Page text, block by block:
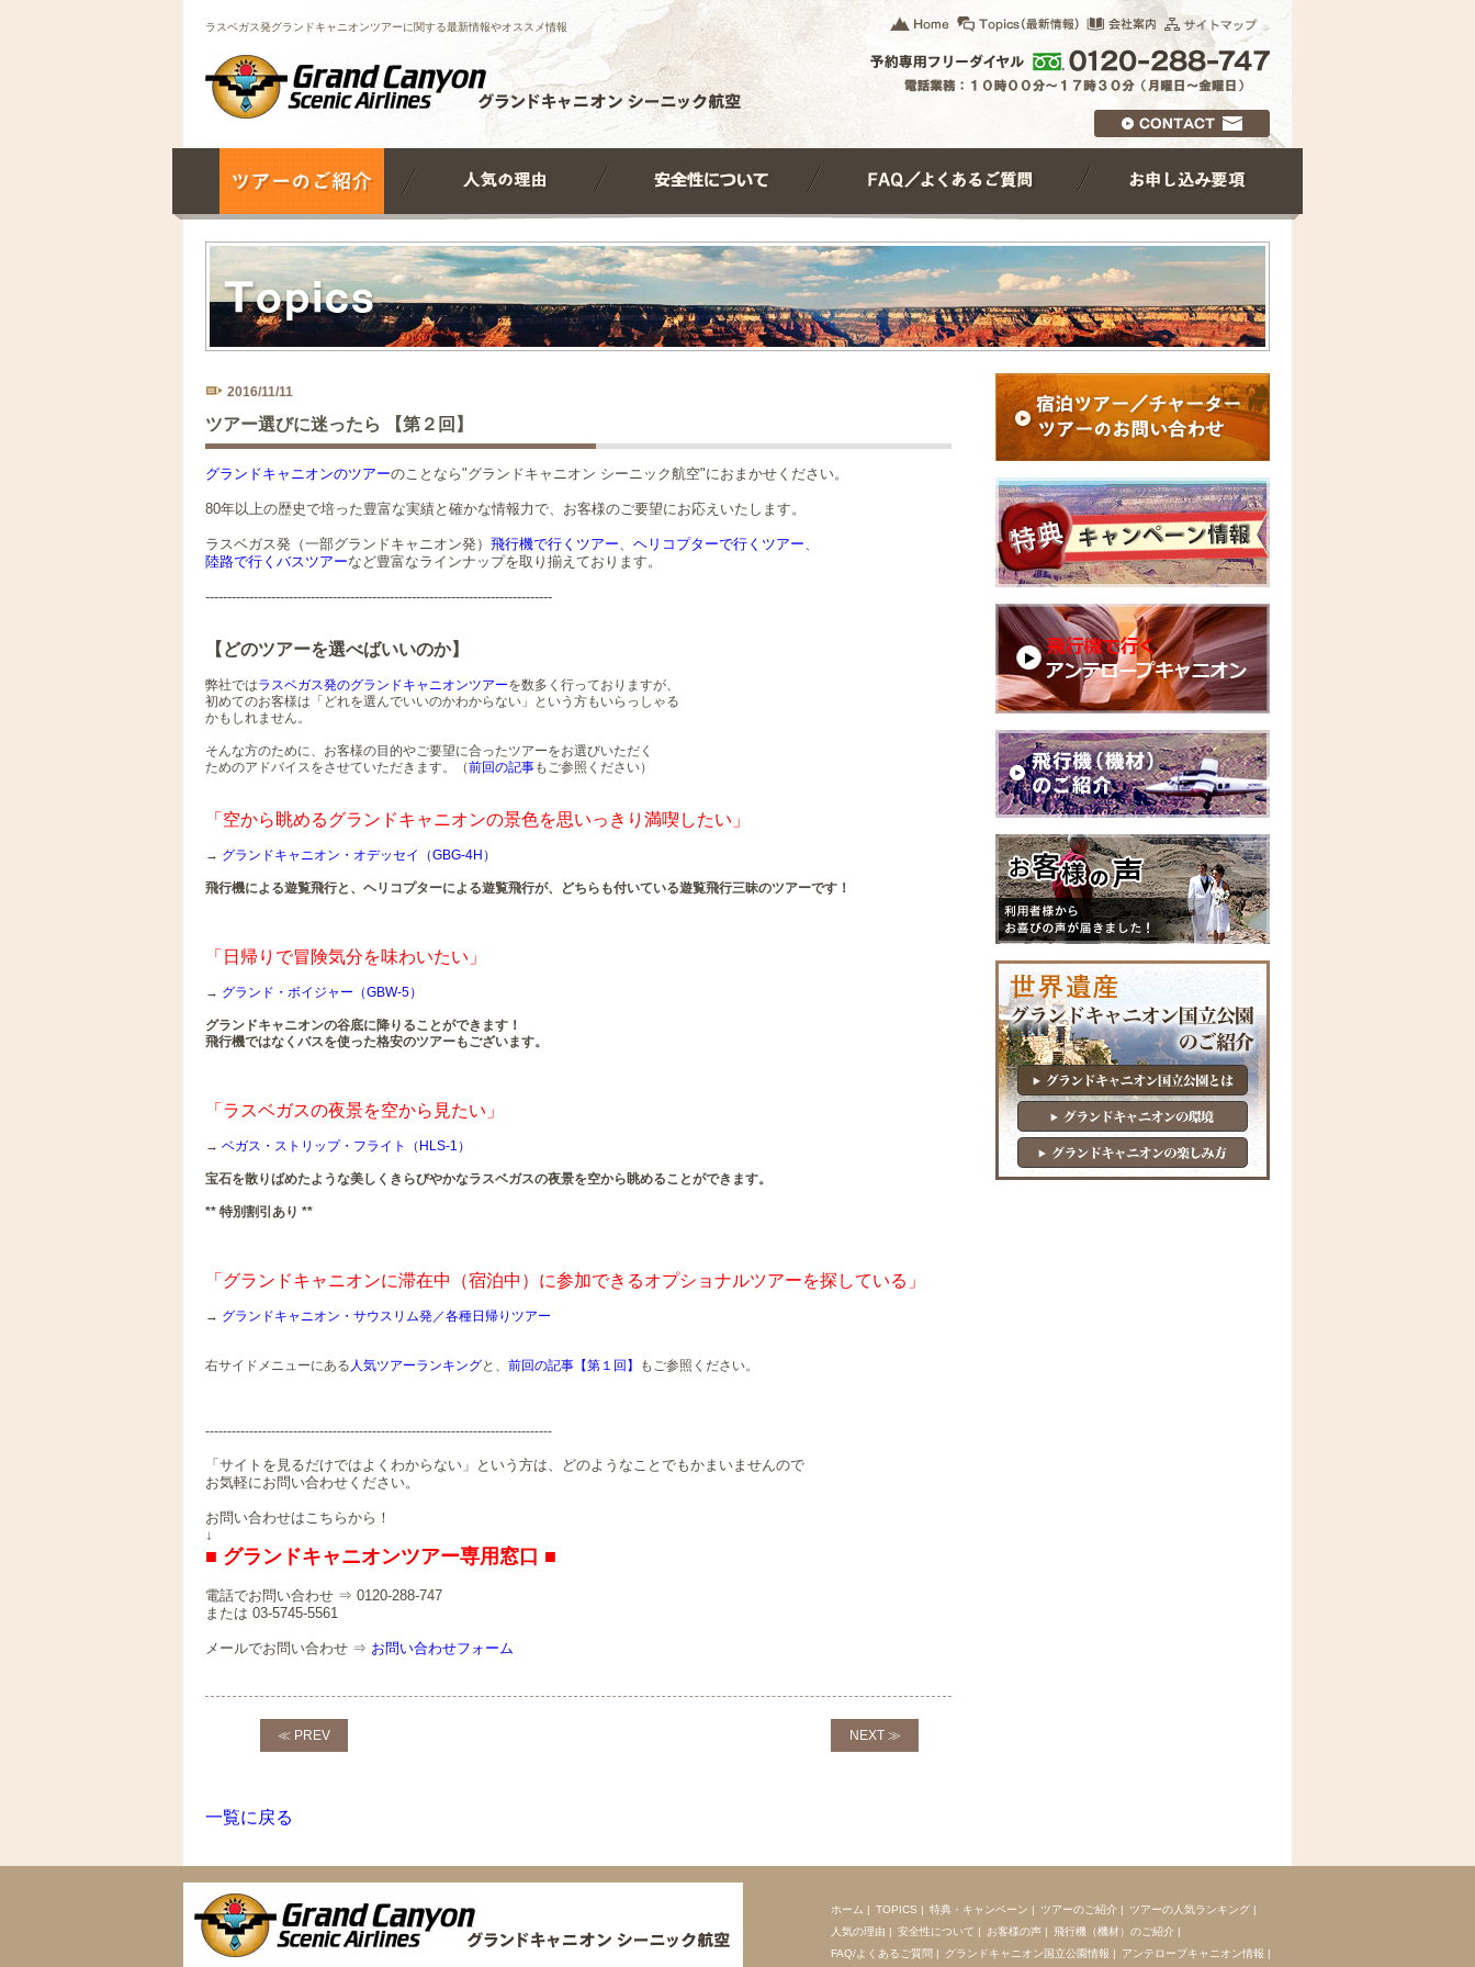
ラスベガス発グランドキャニオンツアーに関する最新情報やオススメ情報
2016/11/11
ツアー選びに迷ったら 【第２回】
グランドキャニオンのツアーのことなら"グランドキャニオン シーニック航空"におまかせください。
80年以上の歴史で培った豊富な実績と確かな情報力で、お客様のご要望にお応えいたします。
ラスベガス発（一部グランドキャニオン発） 飛行機で行くツアー、 ヘリコプターで行くツアー、
陸路で行くバスツアーなど豊富なラインナップを取り揃えております。
-------------------------------------------------------------------------------
【どのツアーを選べばいいのか】
弊社ではラスベガス発のグランドキャニオンツアーを数多く行っておりますが、
初めてのお客様は「どれを選んでいいのかわからない」という方もいらっしゃる
かもしれません。
そんな方のために、お客様の目的やご要望に合ったツアーをお選びいただく
ためのアドバイスをさせていただきます。（前回の記事もご参照ください）
「空から眺めるグランドキャニオンの景色を思いっきり満喫したい」
→ グランドキャニオン・オデッセイ（GBG-4H）
飛行機による遊覧飛行と、ヘリコプターによる遊覧飛行が、どちらも付いている遊覧飛行三昧のツアーです！
「日帰りで冒険気分を味わいたい」
→ グランド・ボイジャー（GBW-5）
グランドキャニオンの谷底に降りることができます！
飛行機ではなくバスを使った格安のツアーもございます。
「ラスベガスの夜景を空から見たい」
→ ベガス・ストリップ・フライト（HLS-1）
宝石を散りばめたような美しくきらびやかなラスベガスの夜景を空から眺めることができます。
** 特別割引あり **
「グランドキャニオンに滞在中（宿泊中）に参加できるオプショナルツアーを探している」
→ グランドキャニオン・サウスリム発／各種日帰りツアー
右サイドメニューにある 人気ツアーランキングと、 前回の記事【第１回】 もご参照ください。
-------------------------------------------------------------------------------
「サイトを見るだけではよくわからない」という方は、どのようなことでもかまいませんので
お気軽にお問い合わせください。
お問い合わせはこちらから！
↓
■ グランドキャニオンツアー専用窓口 ■
電話でお問い合わせ ⇒ 0120-288-747
または 03-5745-5561
メールでお問い合わせ ⇒ お問い合わせフォーム
≪ PREV NEXT ≫
一覧に戻る
ホーム | TOPICS | 特典・キャンペーン | ツアーのご紹介 | ツアーの人気ランキング |
人気の理由 | 安全性について | お客様の声 | 飛行機（機材）のご紹介 |
FAQ/よくあるご質問 | グランドキャニオン国立公園情報 | アンテロープキャニオン情報 |